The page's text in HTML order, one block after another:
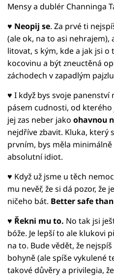
Mensy a dublér Channinga
♥ Neopij se. Za prvé ti
(ale ok, na to asi nehrajem),
litovat, s kým, kde a jak jsi
kocovinu a být zneuctěná
záchodech v zapadlým
♥ I když bys svoje
pásem cudnosti, od
jej zas neber jako ohavnou
nejdříve zbavit. Kluka, který
prvním, bys měla
absolutní idiot.
♥ Když už jsme u těch
mu nevěř, že si dá pozor, že
ničeho bát. Better safe
♥ Řekni mu to. No tak jsi
bóže. Je lepší to ale klukovi
na to. Bude vědět, že
bohyně (ale spíše vykulené
takové důvěry a privilegia,